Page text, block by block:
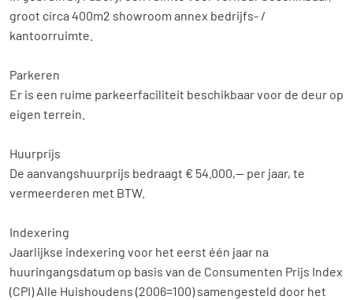
Home
groot circa 400m2 showroom annex bedrijfs- /
kantoorruimte.
Parkeren
Er is een ruime parkeerfaciliteit beschikbaar voor de deur op
eigen terrein.
Huurprijs
De aanvangshuurprijs bedraagt € 54.000,-- per jaar, te
vermeerderen met BTW.
Indexering
Jaarlijkse indexering voor het eerst één jaar na
huuringangsdatum op basis van de Consumenten Prijs Index
(CPI) Alle Huishoudens (2006=100) samengesteld door het